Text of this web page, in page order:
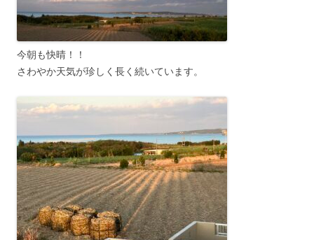
今朝も快晴！！
さわやか天気が珍しく長く続いています。